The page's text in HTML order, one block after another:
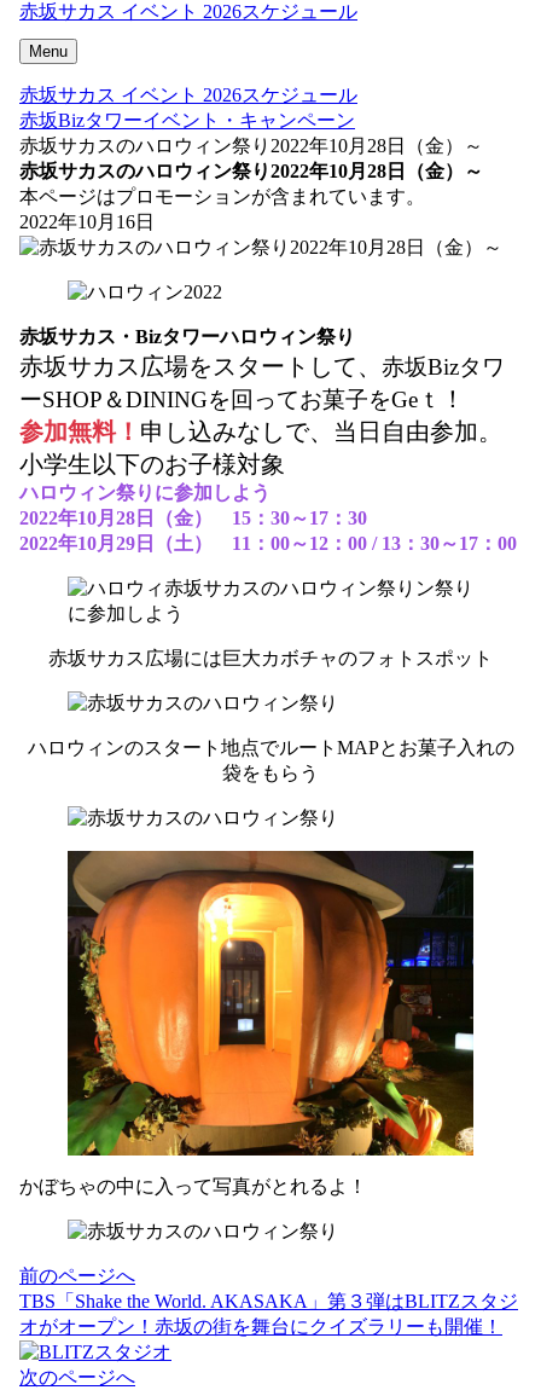
赤坂サカス イベント 2026スケジュール
Menu
赤坂サカス イベント 2026スケジュール
赤坂Bizタワーイベント・キャンペーン
赤坂サカスのハロウィン祭り2022年10月28日（金）～
赤坂サカスのハロウィン祭り2022年10月28日（金）～
本ページはプロモーションが含まれています。
2022年10月16日
赤坂サカス・Bizタワーハロウィン祭り
赤坂サカス広場をスタートして、 赤坂Bizタワ
ーSHOP＆DININGを回ってお菓子をGeｔ
！
参加無料！ 申し込みなしで、当日自由参加。
小学生以下のお子様対象
ハロウィン祭りに参加しよう
2022年10月28日（金） 15：30～17：30
2022年10月29日（土） 11：00～12：00 / 13：30～17：00
赤坂サカス広場には巨大カボチャのフォトスポット
ハロウィンのスタート地点でルートMAPとお菓子入れの
袋をもらう
かぼちゃの中に入って写真がとれるよ！
投
稿
ナ
ビ
ゲ
前のページへ
TBS「Shake the World. AKASAKA」第３弾はBLITZスタジ
オがオープン！赤坂の街を舞台にクイズラリーも開催！
次のページへ